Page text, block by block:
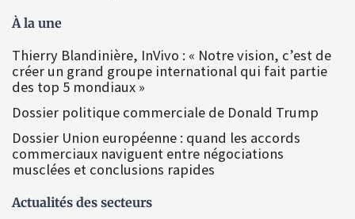
À la une
Thierry Blandinière, InVivo : « Notre vision, c’est de
créer un grand groupe international qui fait partie
des top 5 mondiaux »
Dossier politique commerciale de Donald Trump
Dossier Union européenne : quand les accords
commerciaux naviguent entre négociations
musclées et conclusions rapides
Actualités des secteurs